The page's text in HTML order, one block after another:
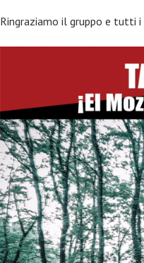
Ringraziamo il gruppo e tutti